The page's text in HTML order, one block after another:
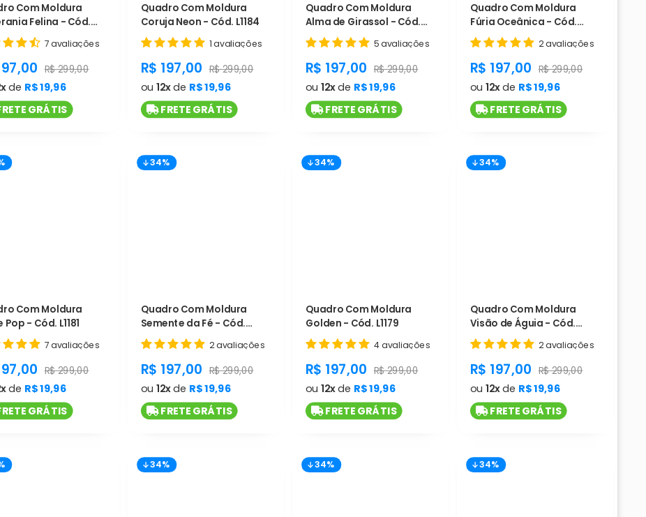
Com Moldura
Felina - Cód.
7 avaliações
product.general.regular_price
R$ 299,00
de R$ 19,96
GRÁTIS
Quadro Com Moldura
Coruja Neon - Cód. L1184
1 avaliações
product.general.sale_price
R$ 197,00 product.general.regular_price
R$ 299,00
ou 12xde R$ 19,96
FRETE GRÁTIS
Quadro Com Moldura
Alma de Girassol - Cód.
L1183
5 avaliações
product.general.sale_price
R$ 197,00 product.general.regular_price
R$ 299,00
ou 12xde R$ 19,96
FRETE GRÁTIS
Quadro Com Moldura
Fúria Oceânica - Cód.
L1182
2 avaliações
R$ 197,00 R$ 299,00
ou 12xde R$ 19,96
FRETE GRÁTIS
Com Moldura
Pop - Cód. L1181
7 avaliações
product.general.regular_price
R$ 299,00
de R$ 19,96
GRÁTIS
34%
Quadro Com Moldura
Semente da Fé - Cód.
L1180
2 avaliações
product.general.sale_price
R$ 197,00 product.general.regular_price
R$ 299,00
ou 12xde R$ 19,96
FRETE GRÁTIS
34%
Quadro Com Moldura
Golden - Cód. L1179
4 avaliações
product.general.sale_price
R$ 197,00 product.general.regular_price
R$ 299,00
ou 12xde R$ 19,96
FRETE GRÁTIS
34%
Quadro Com Moldura
Visão de Águia - Cód.
L1178
2 avaliações
R$ 197,00 R$ 299,00
ou 12xde R$ 19,96
FRETE GRÁTIS
34% 34% 34%